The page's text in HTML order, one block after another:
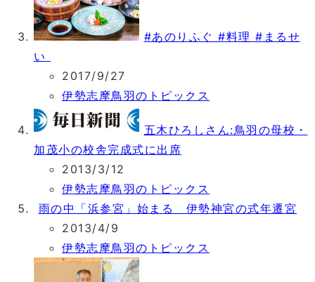
#あのりふぐ #料理 #まるせ
い
2017/9/27
伊勢志摩鳥羽のトピックス
五木ひろしさん:鳥羽の母校・
加茂小の校舎完成式に出席
2013/3/12
伊勢志摩鳥羽のトピックス
雨の中「浜参宮」始まる 伊勢神宮の式年遷宮
2013/4/9
伊勢志摩鳥羽のトピックス